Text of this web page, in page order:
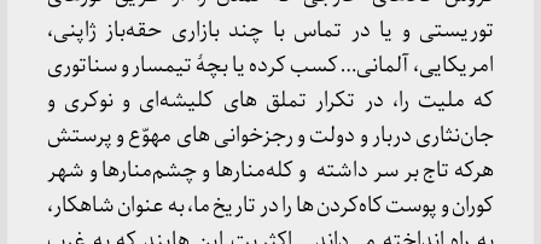
توریستی و یا در تماس با چند بازاری حقه‌باز ژاپنی،
امریکایی، آلمانی… کسب کرده یا بچۀ تیمسار و سناتوری
که ملیت را، در تکرار تملق های کلیشه‌ای و نوکری و
جان‌نثاری دربار و دولت و رجزخوانی های مهوّع و پرستش
هرکه تاج بر سر داشته و کله‌منارها و چشم‌منارها و شهر
کوران و پوست کاه‌کردن ها را در تاریخ ما، به عنوان شاهکار،